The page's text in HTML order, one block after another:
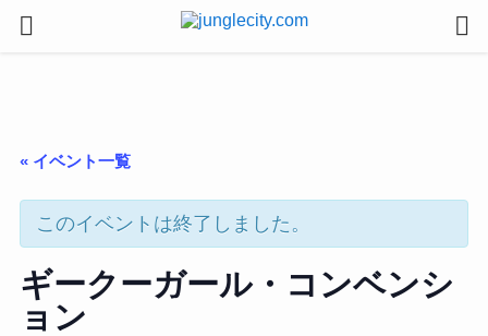
« イベント一覧
このイベントは終了しました。
ギークーガール・コンベンシ
ョン